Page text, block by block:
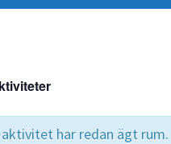
har redan ägt rum.